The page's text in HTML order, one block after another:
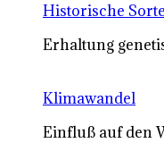
Historische
Erhaltung
Klimawandel
Einfluß auf den